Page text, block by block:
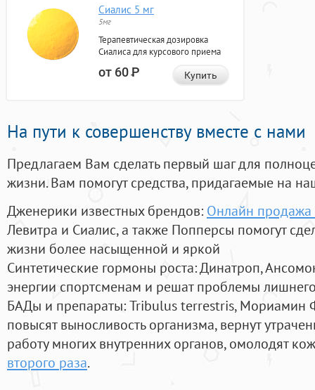
Сиалис 5 мг
5мг
Терапевтическая дозировка
Сиалиса для курсового приема
от 60Р Купить
На пути к совершенству вместе с нами
Предлагаем Вам сделать первый шаг для
жизни. Вам помогут средства, придагаемые на
Дженерики известных брендов: Онлайн продажа
Левитра и Сиалис, а также Попперсы помогут
жизни более насыщенной и яркой
Синтетические гормоны роста: Динатроп,
энергии спортсменам и решат проблемы
БАДы и препараты:Tribulus terrestris, Мориамин
повысят выносливость организма, вернут
работу многих внутренних органов, омолодят
второго раза.